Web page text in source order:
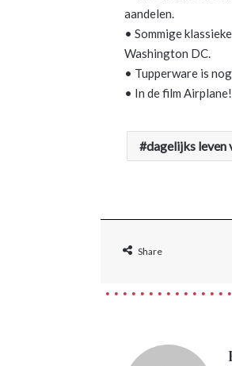
aandelen.
• Sommige
Washington DC.
• Tupperware is
• In de film
dagelijks leven
Share